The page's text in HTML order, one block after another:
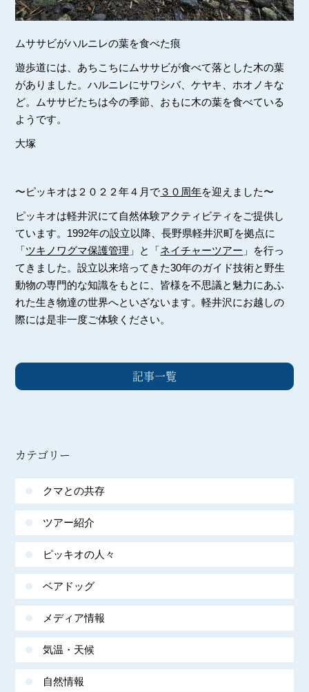
ムササビがハルニレの葉を食べた痕
遊歩道には、あちこちにムササビが食べて落とした木の葉
がありました。ハルニレにサワシバ、ケヤキ、ホオノキな
ど。ムササビたちは今の季節、おもに木の葉を食べている
ようです。
大塚
〜ピッキオは２０２２年４月で３０周年を迎えました〜
ピッキオは軽井沢にて自然体験アクティビティをご提供し
ています。1992年の設立以降、長野県軽井沢町を拠点に
「ツキノワグマ保護管理 」と「ネイチャーツアー 」を行っ
てきました。設立以来培ってきた30年のガイド技術と野生
動物の専門的な知識をもとに、皆様を不思議と魅力にあふ
れた生き物達の世界へといざないます。軽井沢にお越しの
際には是非一度ご体験ください。
記事一覧
カテゴリー
クマとの共存
ツアー紹介
ピッキオの人々
ベアドッグ
メディア情報
気温・天候
自然情報